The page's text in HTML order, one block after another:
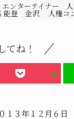
ンターテイナー
能登 金沢 人権コ
てね！
１３年１２月６